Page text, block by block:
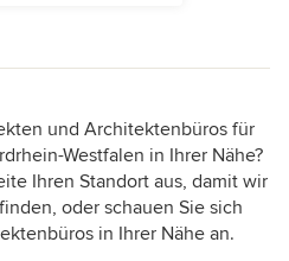
und Architektenbüros für
Westfalen in Ihrer Nähe?
Ihren Standort aus, damit wir
oder schauen Sie sich
in Ihrer Nähe an.